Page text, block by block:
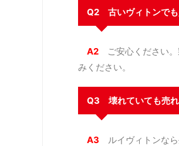
Q2 古いヴィトンでも
A2 ご安心ください。
みください。
Q3 壊れていても売れ
A3 ルイヴィトンなら